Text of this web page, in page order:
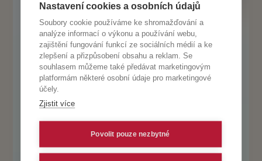
Nastavení cookies a osobních údajů
Soubory cookie používáme ke shromažďování a
analýze informací o výkonu a používání webu,
zajištění fungování funkcí ze sociálních médií a ke
zlepšení a přizpůsobení obsahu a reklam. Se
souhlasem můžeme také předávat marketingovým
platformám některé osobní údaje pro marketingové
účely.
Zjistit více
Povolit pouze nezbytné